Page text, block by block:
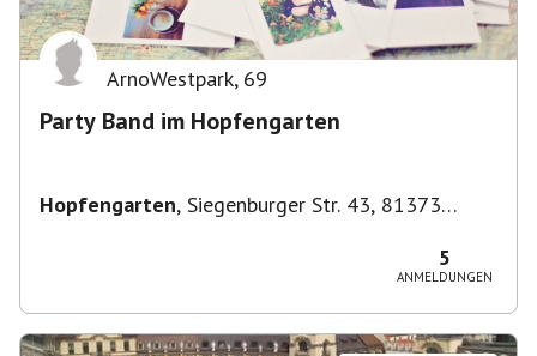
ArnoWestpark, 69
Party Band im Hopfengarten
Hopfengarten, Siegenburger Str. 43, 81373
5
ANMELDUNGEN